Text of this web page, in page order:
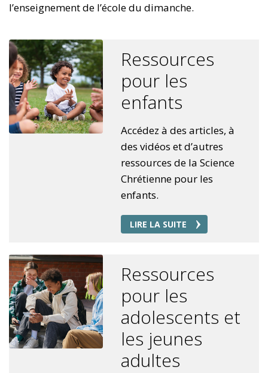
l’enseignement de l’école du dimanche.
Ressources
pour les
enfants
Accédez à des articles, à
des vidéos et d’autres
ressources de la Science
Chrétienne pour les
enfants.
LIRE LA SUITE
Ressources
pour les
adolescents et
les jeunes
adultes